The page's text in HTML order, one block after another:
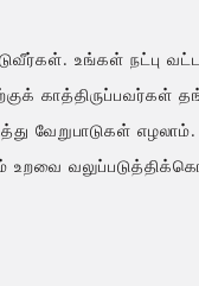
உங்கள் நட்பு
காத்திருப்பவர்கள்
வேறுபாடுகள்
உறவை